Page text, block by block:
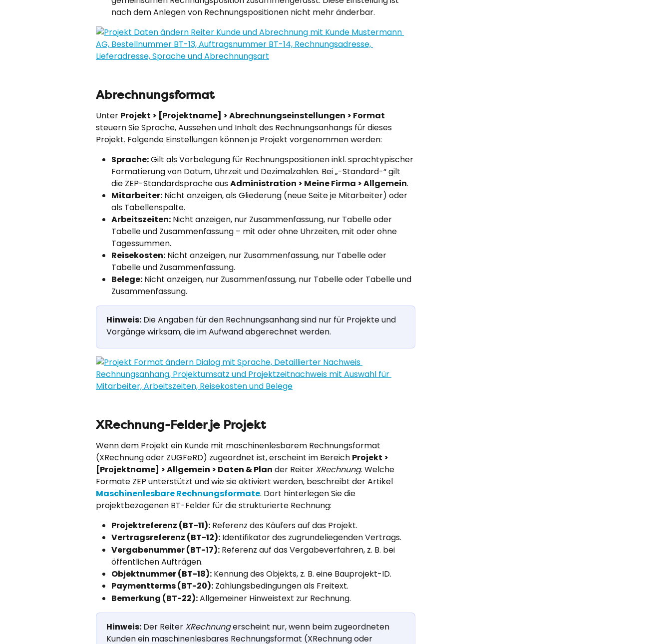
nach dem Anlegen von Rechnungspositionen nicht mehr änderbar.
Abrechnungsformat
Unter Projekt > [Projektname] > Abrechnungseinstellungen > Format
steuern Sie Sprache, Aussehen und Inhalt des Rechnungsanhangs für dieses
Projekt. Folgende Einstellungen können je Projekt vorgenommen werden:
Sprache: Gilt als Vorbelegung für Rechnungspositionen inkl. sprachtypischer
Formatierung von Datum, Uhrzeit und Dezimalzahlen. Bei „-Standard-“ gilt
die ZEP-Standardsprache aus Administration > Meine Firma > Allgemein.
Mitarbeiter: Nicht anzeigen, als Gliederung (neue Seite je Mitarbeiter) oder
als Tabellenspalte.
Arbeitszeiten: Nicht anzeigen, nur Zusammenfassung, nur Tabelle oder
Tabelle und Zusammenfassung – mit oder ohne Uhrzeiten, mit oder ohne
Tagessummen.
Reisekosten: Nicht anzeigen, nur Zusammenfassung, nur Tabelle oder
Tabelle und Zusammenfassung.
Belege: Nicht anzeigen, nur Zusammenfassung, nur Tabelle oder Tabelle und
Zusammenfassung.
Hinweis: Die Angaben für den Rechnungsanhang sind nur für Projekte und
Vorgänge wirksam, die im Aufwand abgerechnet werden.
XRechnung-Felder je Projekt
Wenn dem Projekt ein Kunde mit maschinenlesbarem Rechnungsformat
(XRechnung oder ZUGFeRD) zugeordnet ist, erscheint im Bereich Projekt >
[Projektname] > Allgemein > Daten & Plan der Reiter XRechnung. Welche
Formate ZEP unterstützt und wie sie aktiviert werden, beschreibt der Artikel
Maschinenlesbare Rechnungsformate. Dort hinterlegen Sie die
projektbezogenen BT-Felder für die strukturierte Rechnung:
Projektreferenz (BT-11): Referenz des Käufers auf das Projekt.
Vertragsreferenz (BT-12): Identifikator des zugrundeliegenden Vertrags.
Vergabenummer (BT-17): Referenz auf das Vergabeverfahren, z. B. bei
öffentlichen Aufträgen.
Objektnummer (BT-18): Kennung des Objekts, z. B. eine Bauprojekt-ID.
Paymentterms (BT-20): Zahlungsbedingungen als Freitext.
Bemerkung (BT-22): Allgemeiner Hinweistext zur Rechnung.
Hinweis: Der Reiter XRechnung erscheint nur, wenn beim zugeordneten
Kunden ein maschinenlesbares Rechnungsformat (XRechnung oder